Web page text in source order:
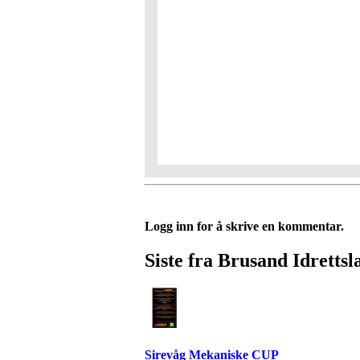
Logg inn for å skrive en kommentar.
Siste fra Brusand
Sirevåg Mekaniske CUP